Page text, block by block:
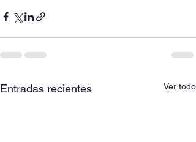
Entradas recientes Ver todo